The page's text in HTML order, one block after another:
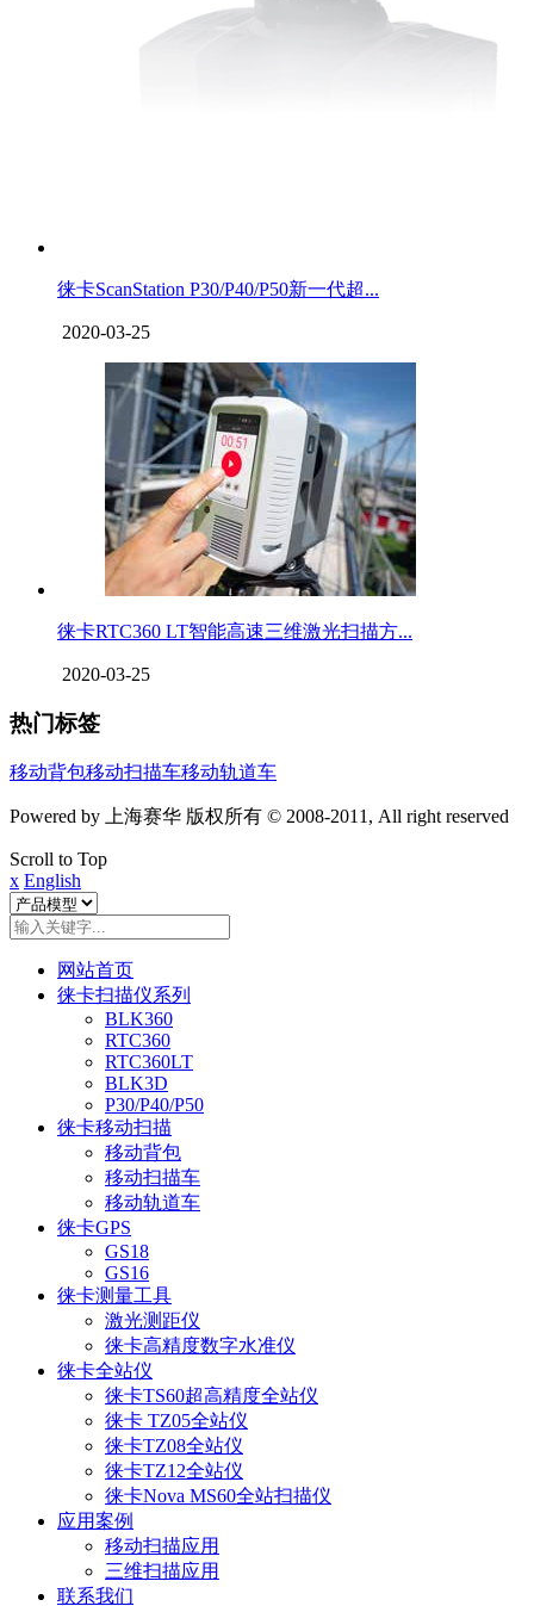
徕卡ScanStation P30/P40/P50新一代超...
2020-03-25
徕卡RTC360 LT智能高速三维激光扫描方...
2020-03-25
热门标签
移动背包移动扫描车移动轨道车
Powered by 上海赛华 版权所有 © 2008-2011, All right reserved
Scroll to Top
x English
网站首页
徕卡扫描仪系列
BLK360
RTC360
RTC360LT
BLK3D
P30/P40/P50
徕卡移动扫描
移动背包
移动扫描车
移动轨道车
徕卡GPS
GS18
GS16
徕卡测量工具
激光测距仪
徕卡高精度数字水准仪
徕卡全站仪
徕卡TS60超高精度全站仪
徕卡 TZ05全站仪
徕卡TZ08全站仪
徕卡TZ12全站仪
徕卡Nova MS60全站扫描仪
应用案例
移动扫描应用
三维扫描应用
联系我们